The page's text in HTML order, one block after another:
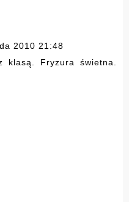
2010 21:48
klasą. Fryzura świetna.